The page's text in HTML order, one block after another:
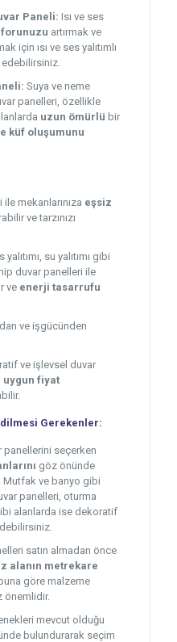
Paneli: Isı ve ses
artırmak ve
için ısı ve ses yalıtımlı
Suya ve neme
panelleri, özellikle
uzun ömürlü bir
küf oluşumunu
mekanlarınıza eşsiz
ve tarzınızı
yalıtımı, su yalıtımı gibi
duvar panelleri ile
ve enerji tasarrufu
ve işgücünden
ve işlevsel duvar
uygun fiyat
Gerekenler:
panellerini seçerken
göz önünde
Mutfak ve banyo gibi
panelleri, oturma
alanlarda ise dekoratif
satın almadan önce
alanın metrekare
göre malzeme
önemlidir.
mevcut olduğu
bulundurarak seçim